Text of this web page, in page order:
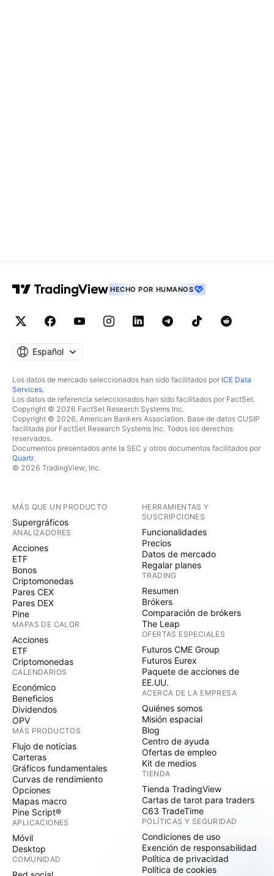
HECHO POR HUMANOS
Español
Los datos de mercado seleccionados han sido facilitados por ICE Data
Services.
Los datos de referencia seleccionados han sido facilitados por FactSet.
Copyright © 2026 FactSet Research Systems Inc.
Copyright © 2026, American Bankers Association. Base de datos CUSIP
facilitada por FactSet Research Systems Inc. Todos los derechos
reservados.
Documentos presentados ante la SEC y otros documentos facilitados por
Quartr.
© 2026 TradingView, Inc.
MÁS QUE UN PRODUCTO
Supergráficos
ANALIZADORES
Acciones
ETF
Bonos
Criptomonedas
Pares CEX
Pares DEX
Pine
MAPAS DE CALOR
Acciones
ETF
Criptomonedas
CALENDARIOS
Económico
Beneficios
Dividendos
OPV
MÁS PRODUCTOS
Flujo de noticias
Carteras
Gráficos fundamentales
Curvas de rendimiento
Opciones
Mapas macro
Pine Script®
APLICACIONES
Móvil
Desktop
COMUNIDAD
HERRAMIENTAS Y
SUSCRIPCIONES
Funcionalidades
Precios
Datos de mercado
Regalar planes
TRADING
Resumen
Brókers
Comparación de brókers
The Leap
OFERTAS ESPECIALES
Futuros CME Group
Futuros Eurex
Paquete de acciones de
EE.UU.
ACERCA DE LA EMPRESA
Quiénes somos
Misión espacial
Blog
Centro de ayuda
Ofertas de empleo
Kit de medios
TIENDA
Tienda TradingView
Cartas de tarot para traders
C63 TradeTime
POLÍTICAS Y SEGURIDAD
Condiciones de uso
Exención de responsabilidad
Política de privacidad
Política de cookies